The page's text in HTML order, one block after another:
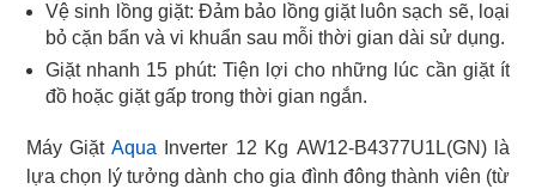
Vệ sinh lồng giặt: Đảm bảo lồng giặt luôn sạch sẽ, loại
bỏ cặn bẩn và vi khuẩn sau mỗi thời gian dài sử dụng.
Giặt nhanh 15 phút: Tiện lợi cho những lúc cần giặt ít
đồ hoặc giặt gấp trong thời gian ngắn.
Máy Giặt Aqua Inverter 12 Kg AW12-B4377U1L(GN) là
lựa chọn lý tưởng dành cho gia đình đông thành viên (từ